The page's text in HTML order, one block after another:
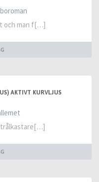
och man f[…]
AKTIVT KURVLJUS